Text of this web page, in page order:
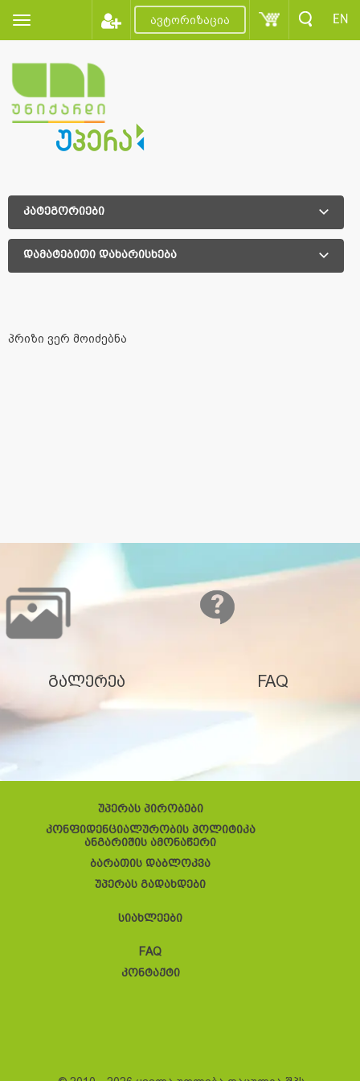
ავტორიზაცია EN
კატეგორიები
დამატებითი დახარისხება
პრიზი ვერ მოიძებნა
გალერეა FAQ
უპერას პირობები
კონფიდენციალურობის პოლიტიკა
ანგარიშის ამონაწერი
ბარათის დაბლოკვა
უპერას გადახდები
სიახლეები
FAQ
კონტაქტი